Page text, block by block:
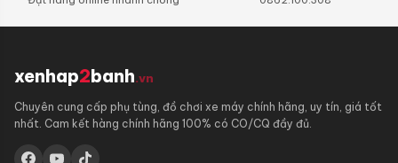
xenhap2banh.vn
Chuyên cung cấp phụ tùng, đồ chơi xe máy chính hãng, uy tín, giá tốt
nhất. Cam kết hàng chính hãng 100% có CO/CQ đầy đủ.